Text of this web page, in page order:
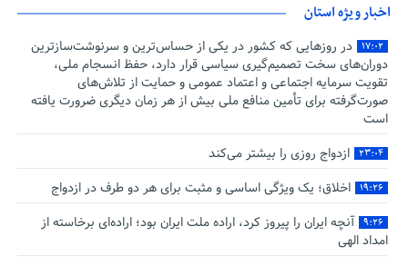
اخبار ویژه استان
۱۷:۰۲
در روزهایی که کشور در یکی از حساس‌ترین و سرنوشت‌سازترین
دوران‌های سخت تصمیم‌گیری سیاسی قرار دارد، حفظ انسجام ملی،
تقویت سرمایه اجتماعی و اعتماد عمومی و حمایت از تلاش‌های
صورت‌گرفته برای تأمین منافع ملی بیش از هر زمان دیگری ضرورت یافته
است
۲۳:۰۴ ازدواج روزی را بیشتر می‌کند
۱۹:۲۶ اخلاق؛ یک ویژگی اساسی و مثبت برای هر دو طرف در ازدواج
۹:۲۶
آنچه ایران را پیروز کرد، اراده ملت ایران بود؛ اراده‌ای برخاسته از
امداد الهی